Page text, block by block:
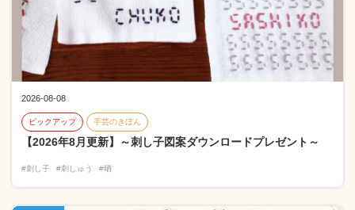
2026-08-08
ピックアップ 手芸のきほん
【2026年8月更新】～刺し子図案ダウンロードプレゼント～
#刺し子 #刺しゅう #晒